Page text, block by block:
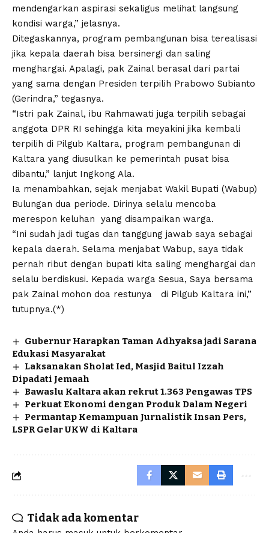
mendengarkan aspirasi sekaligus melihat langsung
kondisi warga,” jelasnya.
Ditegaskannya, program pembangunan bisa terealisasi
jika kepala daerah bisa bersinergi dan saling
menghargai. Apalagi, pak Zainal berasal dari partai
yang sama dengan Presiden terpilih Prabowo Subianto
(Gerindra,” tegasnya.
“Istri pak Zainal, ibu Rahmawati juga terpilih sebagai
anggota DPR RI sehingga kita meyakini jika kembali
terpilih di Pilgub Kaltara, program pembangunan di
Kaltara yang diusulkan ke pemerintah pusat bisa
dibantu,” lanjut Ingkong Ala.
Ia menambahkan, sejak menjabat Wakil Bupati (Wabup)
Bulungan dua periode. Dirinya selalu mencoba
merespon keluhan yang disampaikan warga.
“Ini sudah jadi tugas dan tanggung jawab saya sebagai
kepala daerah. Selama menjabat Wabup, saya tidak
pernah ribut dengan bupati kita saling menghargai dan
selalu berdiskusi. Kepada warga Sesua, Saya bersama
pak Zainal mohon doa restunya di Pilgub Kaltara ini,”
tutupnya.(*)
Gubernur Harapkan Taman Adhyaksa jadi Sarana
Edukasi Masyarakat
Laksanakan Sholat Ied, Masjid Baitul Izzah
Dipadati Jemaah
Bawaslu Kaltara akan rekrut 1.363 Pengawas TPS
Perkuat Ekonomi dengan Produk Dalam Negeri
Permantap Kemampuan Jurnalistik Insan Pers,
LSPR Gelar UKW di Kaltara
Tidak ada komentar